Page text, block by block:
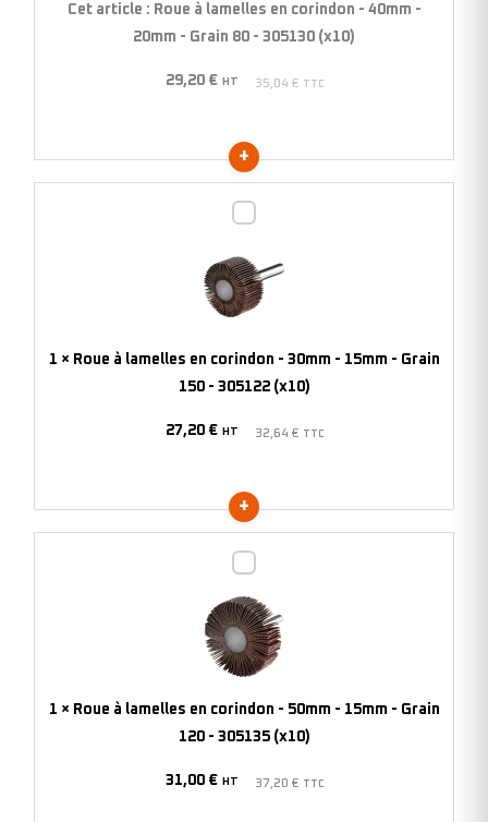
20mm
80
Cet article : Roue à lamelles en corindon - 40mm -
20mm - Grain 80 - 305130 (x10)
29,20 € HT 35,04 €
lamelles
en
corindon
15mm
150
(x10)
1 × Roue à lamelles en corindon - 30mm - 15mm - Grain
150 - 305122 (x10)
27,20 € HT 32,64 €
lamelles
en
corindon
15mm
1 × Roue à lamelles en corindon - 50mm - 15mm - Grain
120 - 305135 (x10)
31,00 € HT 37,20 €